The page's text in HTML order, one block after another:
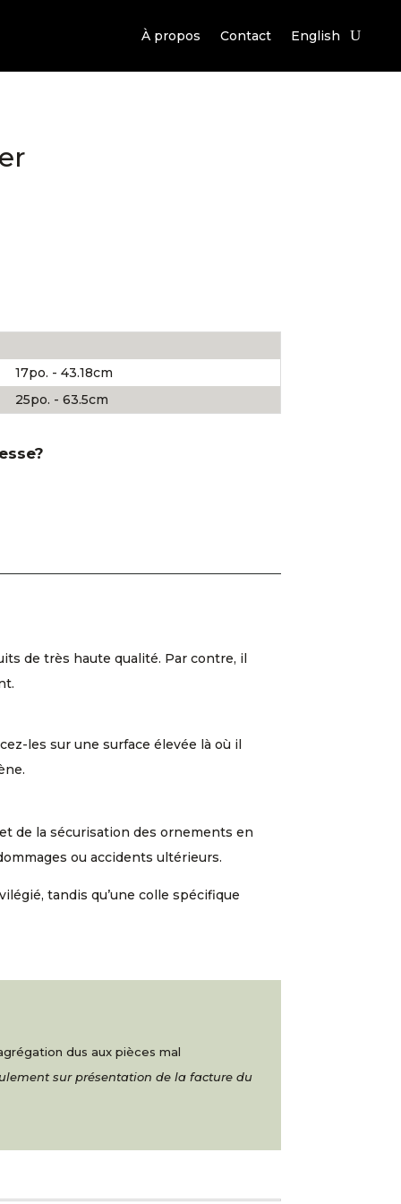
À propos Contact English
17po. - 43.18cm
25po. - 63.5cm
de très haute qualité. Par contre, il
les sur une surface élevée là où il
de la sécurisation des ornements en
ou accidents ultérieurs.
tandis qu’une colle spécifique
dus aux pièces mal
sur présentation de la facture du